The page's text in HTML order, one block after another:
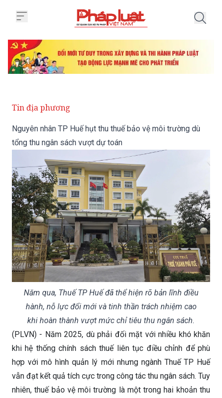
Tin địa phương
Nguyên nhân TP Huế hụt thu thuế bảo vệ môi trường dù
tổng thu ngân sách vượt dự toán
Năm qua, Thuế TP Huế đã thể hiện rõ bản lĩnh điều
hành, nỗ lực đổi mới và tinh thần trách nhiệm cao
khi hoàn thành vượt mức chỉ tiêu thu ngân sách.
(PLVN) - Năm 2025, dù phải đối mặt với nhiều khó khăn
khi hệ thống chính sách thuế liên tục điều chỉnh để phù
hợp với mô hình quản lý mới nhưng ngành Thuế TP Huế
vẫn đạt kết quả tích cực trong công tác thu ngân sách. Tuy
nhiên, thuế bảo vệ môi trường là một trong hai khoản thu